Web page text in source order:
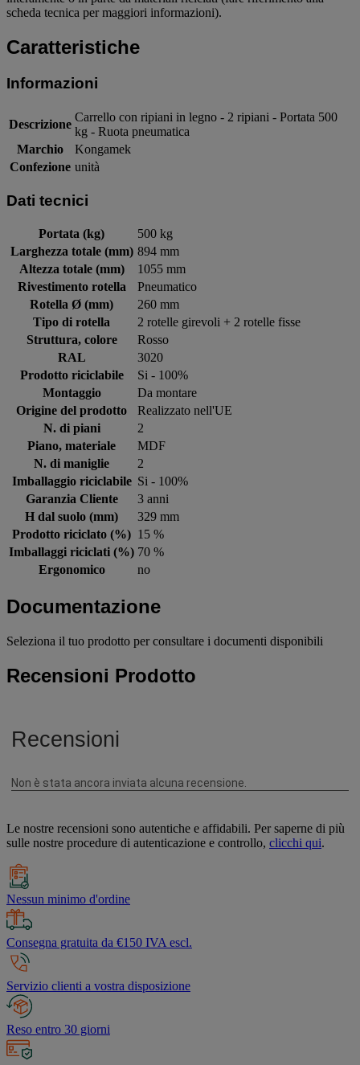
scheda tecnica per maggiori informazioni).
Caratteristiche
Informazioni
Descrizione
Carrello con ripiani in legno - 2 ripiani - Portata 500
kg - Ruota pneumatica
Marchio
Kongamek
Confezione unità
Dati tecnici
Portata (kg)
500 kg
Larghezza totale (mm) 894 mm
Altezza totale (mm)
1055 mm
Rivestimento rotella
Pneumatico
Rotella Ø (mm)
260 mm
Tipo di rotella
2 rotelle girevoli + 2 rotelle fisse
Struttura, colore
Rosso
RAL
3020
Prodotto riciclabile
Si - 100%
Montaggio
Da montare
Origine del prodotto
Realizzato nell'UE
N. di piani
2
Piano, materiale
MDF
N. di maniglie
2
Imballaggio riciclabile Si - 100%
Garanzia Cliente
3 anni
H dal suolo (mm)
329 mm
Prodotto riciclato (%) 15 %
Imballaggi riciclati (%) 70 %
Ergonomico
no
Documentazione
Seleziona il tuo prodotto per consultare i documenti disponibili
Recensioni Prodotto
Le nostre recensioni sono autentiche e affidabili. Per saperne di più
sulle nostre procedure di autenticazione e controllo, clicchi qui.
Nessun minimo d'ordine
Consegna gratuita da €150 IVA escl.
Servizio clienti a vostra disposizione
Reso entro 30 giorni